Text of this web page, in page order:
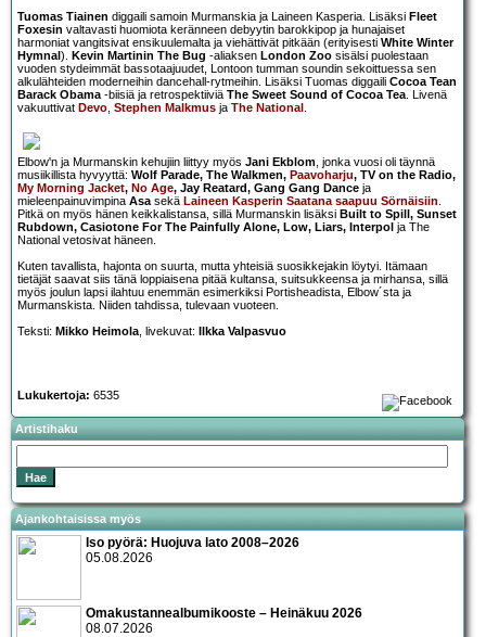
Tuomas Tiainen diggaili samoin Murmanskia ja Laineen Kasperia. Lisäksi Fleet
Foxesin valtavasti huomiota keränneen debyytin barokkipop ja hunajaiset
harmoniat vangitsivat ensikuulemalta ja viehättivät pitkään (erityisesti White Winter
Hymnal). Kevin Martinin The Bug -aliaksen London Zoo sisälsi puolestaan
vuoden stydeimmät bassotaajuudet, Lontoon tumman soundin sekoittuessa sen
alkulähteiden moderneihin dancehall-rytmeihin. Lisäksi Tuomas diggaili Cocoa Tean
Barack Obama-biisiä ja retrospektiiviä The Sweet Sound of Cocoa Tea. Livenä
vakuuttivat Devo, Stephen Malkmus ja The National .
Elbow'n ja Murmanskin kehujiin liittyy myös Jani Ekblom, jonka vuosi oli täynnä
musiikillista hyvyyttä: Wolf Parade, The Walkmen, Paavoharju, TV on the Radio,
My Morning Jacket, No Age, Jay Reatard, Gang Gang Dance ja
mieleenpainuvimpina Asasekä Laineen Kasperin Saatana saapuu Sörnäisiin.
Pitkä on myös hänen keikkalistansa, sillä Murmanskin lisäksi Built to Spill, Sunset
Rubdown, Casiotone For The Painfully Alone, Low, Liars, Interpol ja The
National vetosivat häneen.
Kuten tavallista, hajonta on suurta, mutta yhteisiä suosikkejakin löytyi. Itämaan
tietäjät saavat siis tänä loppiaisena pitää kultansa, suitsukkeensa ja mirhansa, sillä
myös joulun lapsi ilahtuu enemmän esimerkiksi Portisheadista, Elbow´sta ja
Murmanskista. Niiden tahdissa, tulevaan vuoteen.
Teksti: Mikko Heimola, livekuvat: Ilkka Valpasvuo
Lukukertoja: 6535
Artistihaku
Ajankohtaisissa myös
Iso pyörä: Huojuva lato 2008–2026
05.08.2026
Omakustannealbumikooste – Heinäkuu 2026
08.07.2026